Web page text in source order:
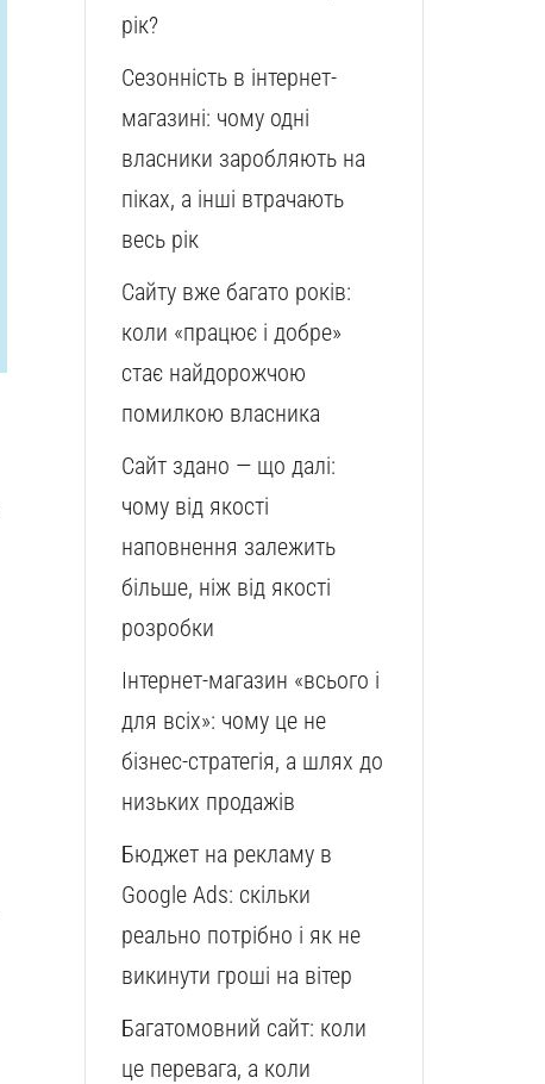
рік?
Сезонність в інтернет-
магазині: чому одні
власники заробляють на
піках, а інші втрачають
весь рік
Сайту вже багато років:
коли «працює і добре»
стає найдорожчою
помилкою власника
Сайт здано — що далі:
чому від якості
наповнення залежить
більше, ніж від якості
розробки
Інтернет-магазин «всього і
для всіх»: чому це не
бізнес-стратегія, а шлях до
низьких продажів
Бюджет на рекламу в
Google Ads: скільки
реально потрібно і як не
викинути гроші на вітер
Багатомовний сайт: коли
це перевага, а коли